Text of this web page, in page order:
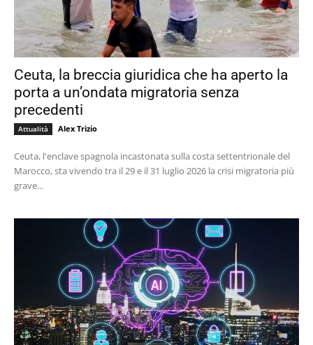
Ceuta, la breccia giuridica che ha aperto la
porta a un’ondata migratoria senza
precedenti
Attualità Alex Trizio
Ceuta, l'enclave spagnola incastonata sulla costa settentrionale del
Marocco, sta vivendo tra il 29 e il 31 luglio 2026 la crisi migratoria più
grave...